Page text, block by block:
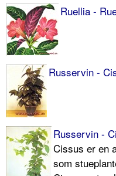
Ruellia -
Russervin -
Russervin -
Cissus er en
som